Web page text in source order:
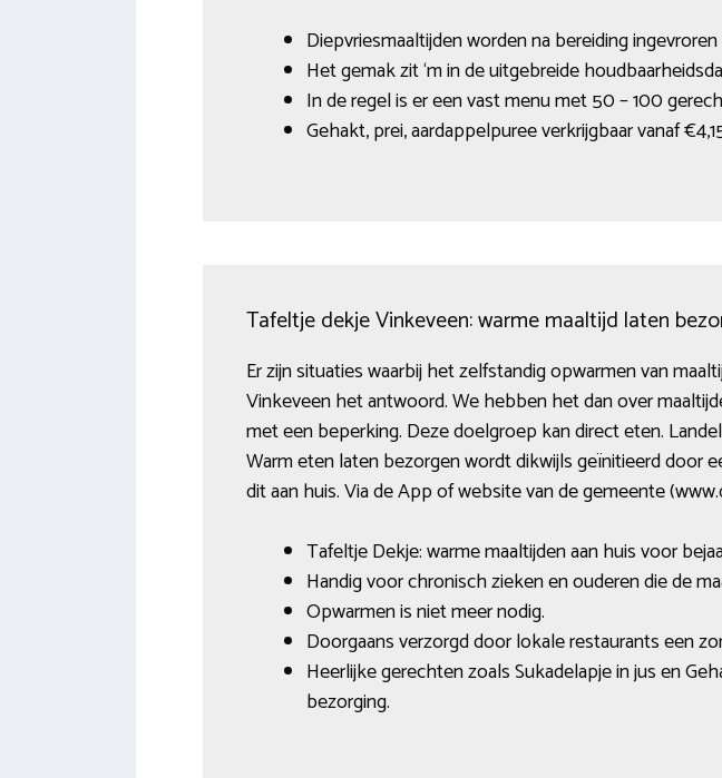
Diepvriesmaaltijden worden na bereiding
Het gemak zit ‘m in de uitgebreide
In de regel is er een vast menu met 50 – 100
Gehakt, prei, aardappelpuree verkrijgbaar vanaf
Tafeltje dekje Vinkeveen: warme maaltijd laten
Er zijn situaties waarbij het zelfstandig opwarmen van
Vinkeveen het antwoord. We hebben het dan over
met een beperking. Deze doelgroep kan direct eten.
Warm eten laten bezorgen wordt dikwijls geïnitieerd door
dit aan huis. Via de App of website van de gemeente
Tafeltje Dekje: warme maaltijden aan huis voor
Handig voor chronisch zieken en ouderen die de
Opwarmen is niet meer nodig.
Doorgaans verzorgd door lokale restaurants een
Heerlijke gerechten zoals Sukadelapje in jus en
bezorging.